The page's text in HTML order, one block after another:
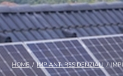
HOME / IMPIANTI RESIDENZIALI /